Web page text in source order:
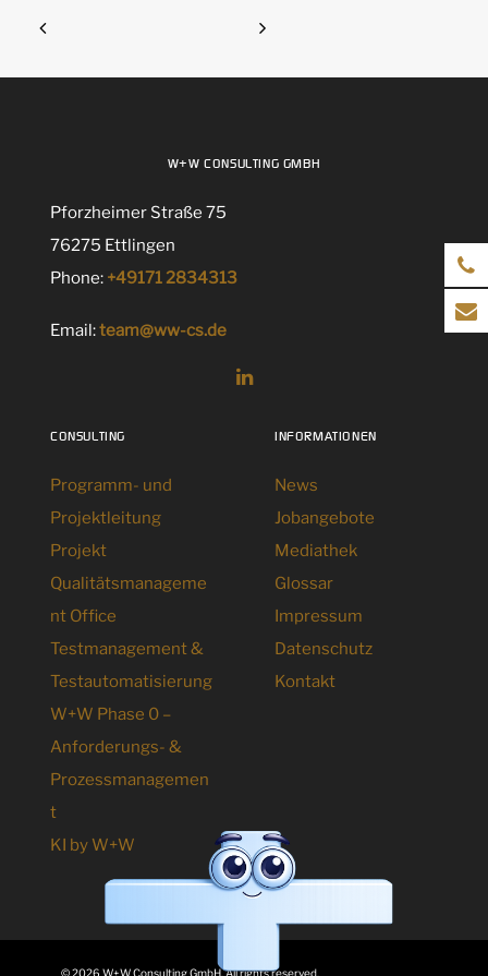
W+W CONSULTING GMBH
Pforzheimer Straße 75
76275 Ettlingen
Phone: +49171 2834313
Email:team@ww-cs.de
CONSULTING
Programm- und
Projektleitung
Projekt
Qualitätsmanageme
nt Office
Testmanagement &
Testautomatisierung
W+W Phase 0 –
Anforderungs- &
Prozessmanagemen
t
KI by W+W
INFORMATIONEN
News
Jobangebote
Mediathek
Glossar
Impressum
Datenschutz
Kontakt
© 2026 W+W Consulting GmbH. All rights reserved.